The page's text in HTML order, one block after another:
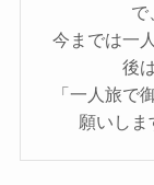
で
今までは一
後
「一人旅で
願いしま